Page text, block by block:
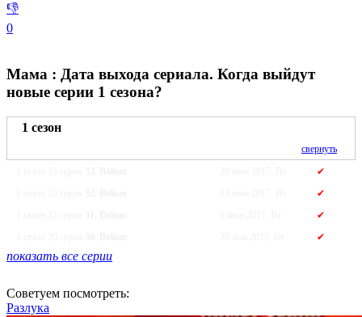
👎
0
Мама : Дата выхода сериала. Когда выйдут
новые серии 1 сезона?
1 сезон
свернуть
✔
✔
✔
✔
показать все серии
Советуем посмотреть:
Разлука